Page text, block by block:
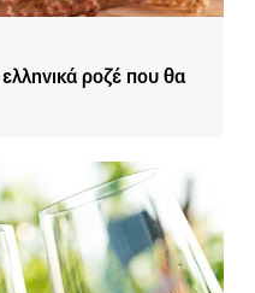
ελληνικά ροζέ που θα